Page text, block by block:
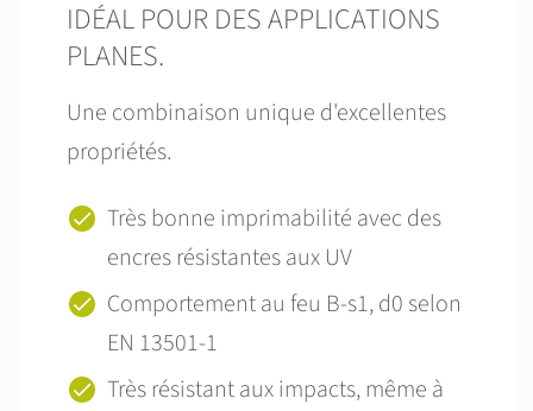
IDÉAL POUR DES APPLICATIONS
PLANES.
Une combinaison unique d'excellentes
propriétés.
Très bonne imprimabilité avec des
encres résistantes aux UV
Comportement au feu B-s1, d0 selon
EN 13501-1
Très résistant aux impacts, même à